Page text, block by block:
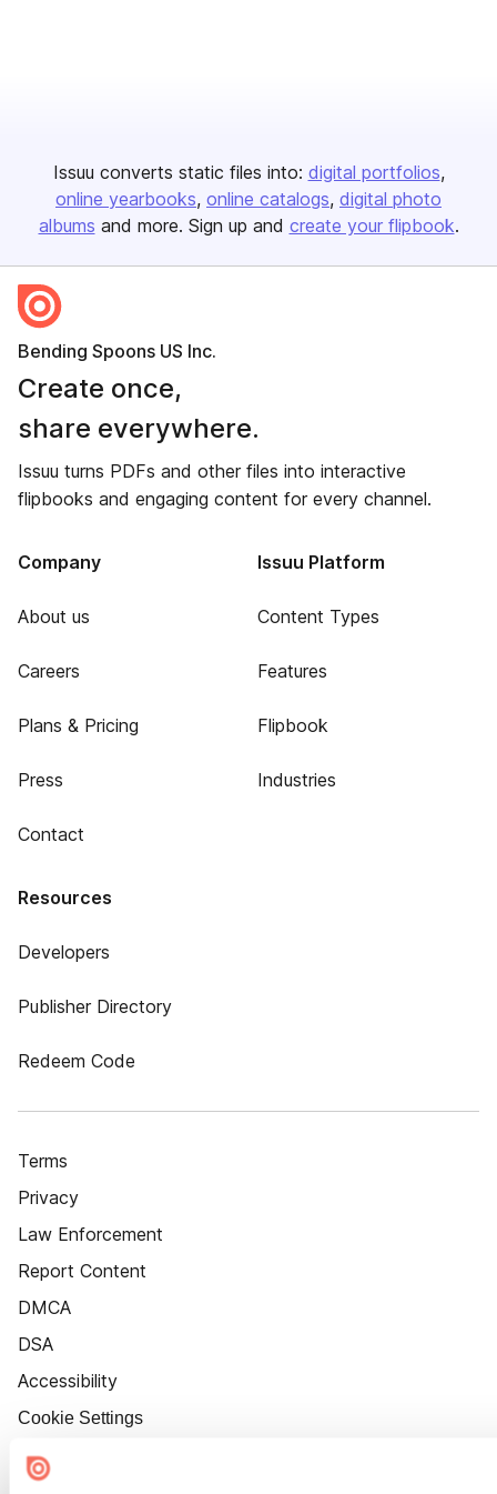
Issuu converts static files into: digital portfolios
online yearbooks online catalogs digital photo
albums and more. Sign up and create your flipbook.
Bending Spoons US Inc.
Create once,
share everywhere.
Issuu turns PDFs and other files into interactive
flipbooks and engaging content for every channel.
Company
About us
Careers
Plans & Pricing
Press
Contact
Issuu Platform
Content Types
Features
Flipbook
Industries
Resources
Developers
Publisher Directory
Redeem Code
Terms
Privacy
Law Enforcement
Report Content
DMCA
DSA
Accessibility
Cookie Settings